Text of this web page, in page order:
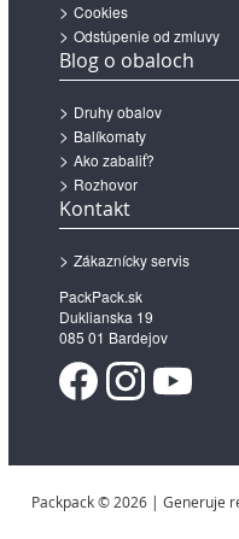
Cookies
Odstúpenie od zmluvy
Blog o obaloch
Druhy obalov
Balíkomaty
Ako zabaliť?
Rozhovor
Kontakt
Zákaznícky servis
PackPack.sk
Duklianska 19
085 01 Bardejov
Packpack © 2026 | Generuje